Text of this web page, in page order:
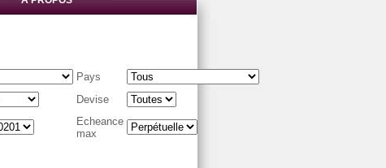
Pays
Devise
Echeance
max